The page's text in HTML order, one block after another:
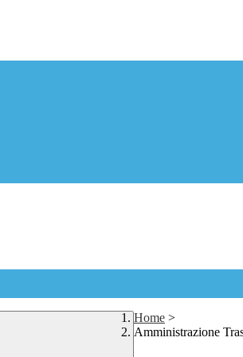
Home >
Amministrazione